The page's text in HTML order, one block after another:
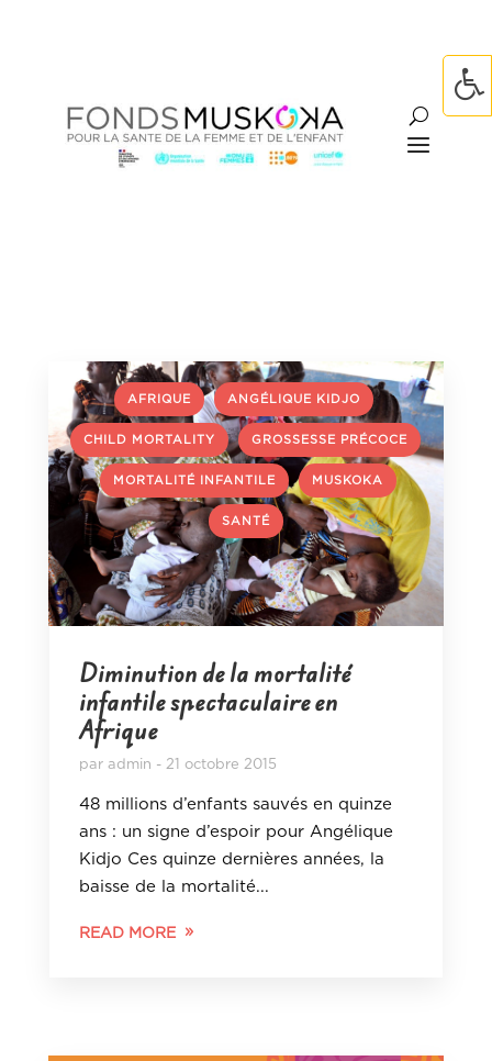
AFRIQUE , ANGÉLIQUE KIDJO ,
CHILD MORTALITY , GROSSESSE PRÉCOCE
, MORTALITÉ INFANTILE , MUSKOKA ,
SANTÉ
Diminution de la mortalité
infantile spectaculaire en
Afrique
par admin 21 octobre 2015
48 millions d’enfants sauvés en quinze
ans : un signe d’espoir pour Angélique
Kidjo Ces quinze dernières années, la
baisse de la mortalité...
READ MORE